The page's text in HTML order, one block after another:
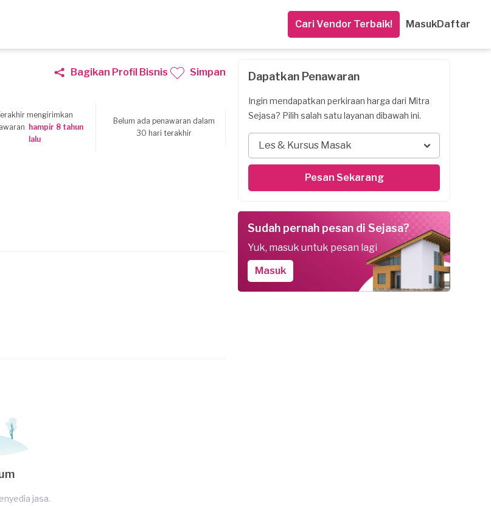
Cari Vendor Terbaik! MasukDaftar
Bagikan Profil Bisnis Simpan
mengirimkan
hampir 8 tahun
lalu
Belum ada penawaran dalam
30 hari terakhir
jasa.
Dapatkan Penawaran
Ingin mendapatkan perkiraan harga dari Mitra
Sejasa? Pilih salah satu layanan dibawah ini.
Les & Kursus Masak
Pesan Sekarang
Sudah pernah pesan di Sejasa?
Yuk, masuk untuk pesan lagi
Masuk